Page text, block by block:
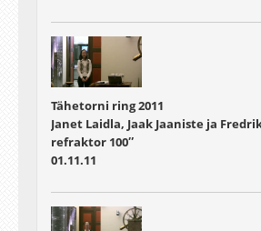
Tähetorni ring 2011
Janet Laidla, Jaak Jaaniste ja
refraktor 100″
01.11.11